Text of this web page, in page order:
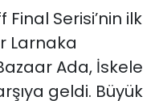
Final Serisi’nin ilk
Larnaka
Ada, İskele
geldi. Büyük